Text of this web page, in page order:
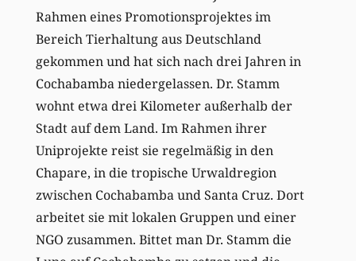
Rahmen eines Promotionsprojektes im
Bereich Tierhaltung aus Deutschland
gekommen und hat sich nach drei Jahren in
Cochabamba niedergelassen. Dr. Stamm
wohnt etwa drei Kilometer außerhalb der
Stadt auf dem Land. Im Rahmen ihrer
Uniprojekte reist sie regelmäßig in den
Chapare, in die tropische Urwaldregion
zwischen Cochabamba und Santa Cruz. Dort
arbeitet sie mit lokalen Gruppen und einer
NGO zusammen. Bittet man Dr. Stamm die